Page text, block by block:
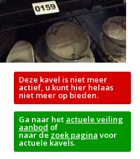
Deze kavel is niet meer
actief, u kunt hier helaas
niet meer op bieden.
Ga naar het actuele veiling
aanbod of
naar de zoek pagina voor
actuele kavels.